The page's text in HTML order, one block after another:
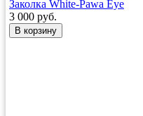
Заколка White-Pawa Eye
3 000 руб.